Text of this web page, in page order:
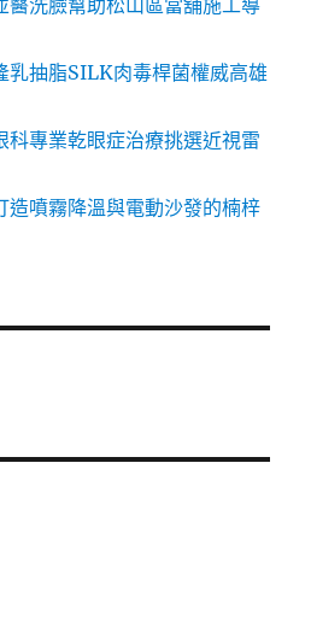
醫洗臉幫助松山區當舖施工導
乳抽脂SILK肉毒桿菌權威高雄
科專業乾眼症治療挑選近視雷
造噴霧降溫與電動沙發的楠梓